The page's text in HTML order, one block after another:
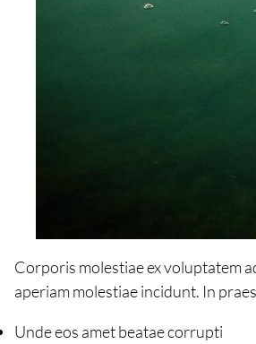
Corporis molestiae ex voluptatem
aperiam molestiae incidunt. In
Unde eos amet beatae corrupti